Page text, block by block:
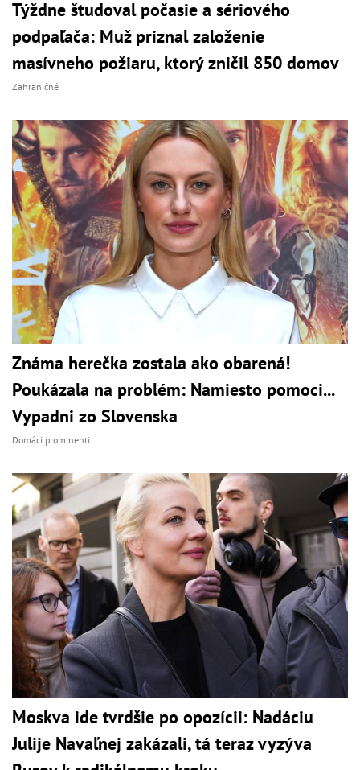
Týždne študoval počasie a sériového
podpaľača: Muž priznal založenie
masívneho požiaru, ktorý zničil 850 domov
Zahraničné
Známa herečka zostala ako obarená!
Poukázala na problém: Namiesto pomoci...
Vypadni zo Slovenska
Domáci prominenti
Moskva ide tvrdšie po opozícii: Nadáciu
Julije Navaľnej zakázali, tá teraz vyzýva